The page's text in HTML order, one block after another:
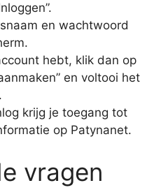
en wachtwoord
hebt, klik dan op
en voltooi het
krijg je toegang tot
op Patynanet.
vragen